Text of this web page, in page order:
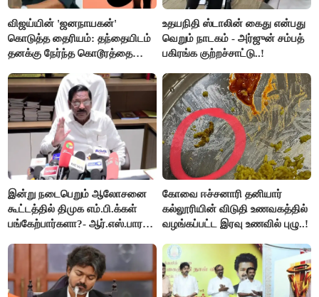
விஜய்யின் 'ஜனநாயகன்'
கொடுத்த தைரியம்: தந்தையிடம்
தனக்கு நேர்ந்த கொடூரத்தை
உதயநிதி ஸ்டாலின் கைது என்பது
வெறும் நாடகம் - அர்ஜுன் சம்பத்
பகிரங்க குற்றச்சாட்டு..!
இன்று நடைபெறும் ஆலோசனை
கூட்டத்தில் திமுக எம்.பி.க்கள்
பங்கேற்பார்களா?- ஆர்.எஸ்.பாரதி
கோவை ஈச்சனாரி தனியார்
கல்லூரியின் விடுதி உணவகத்தில்
வழங்கப்பட்ட இரவு உணவில் புழு..!